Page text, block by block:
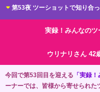
第53夜 ツーショットで知り合
実録！みんなの
ウリナリさん
今回で第53回目を迎える 「実録
ーナーでは、皆様から寄せられ